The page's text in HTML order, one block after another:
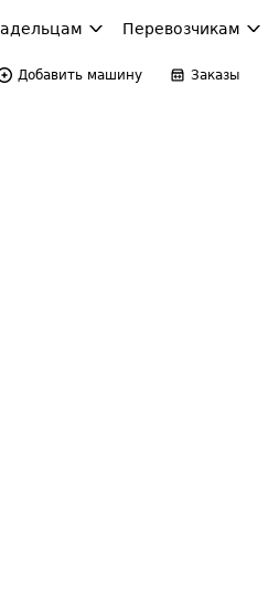
Перевозчикам
Добавить машину Заказы